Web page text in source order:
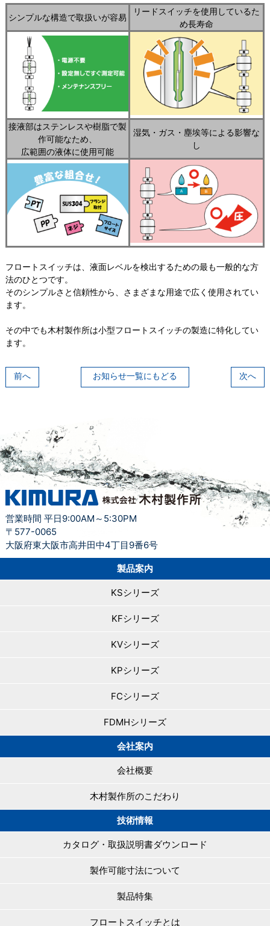
シンプルな構造で取扱いが容易
リードスイッチを使用しているた
め長寿命
接液部はステンレスや樹脂で製
作可能なため、
広範囲の液体に使用可能
湿気・ガス・塵埃等による影響な
し
フロートスイッチは、液面レベルを検出するための最も一般的な方
法のひとつです。
そのシンプルさと信頼性から、さまざまな用途で広く使用されてい
ます。
その中でも木村製作所は小型フロートスイッチの製造に特化してい
ます。
前へ お知らせ一覧にもどる 次へ
営業時間 平日9:00AM～5:30PM
〒577-0065
大阪府東大阪市高井田中4丁目9番6号
製品案内
KSシリーズ
KFシリーズ
KVシリーズ
KPシリーズ
FCシリーズ
FDMHシリーズ
会社案内
会社概要
木村製作所のこだわり
技術情報
カタログ・取扱説明書ダウンロード
製作可能寸法について
製品特集
フロートスイッチとは